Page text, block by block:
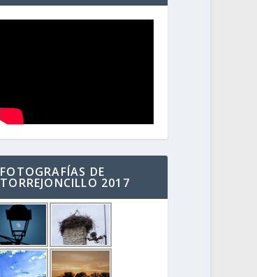
FOTOGRAFÍAS DE
TORREJONCILLO 2017